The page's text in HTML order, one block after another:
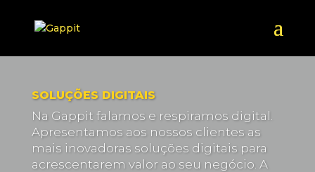
SOLUÇÕES DIGITAIS
Na Gappit falamos e respiramos digital.
Apresentamos aos nossos clientes as
mais inovadoras soluções digitais para
acrescentarem valor ao seu negócio. A